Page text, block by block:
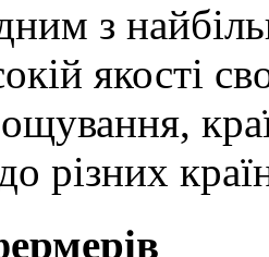
з
якості
різних